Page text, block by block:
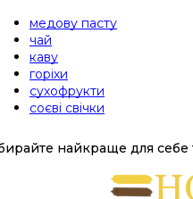
медову пасту
чай
каву
горіхи
сухофрукти
соєві свічки
найкраще для себе